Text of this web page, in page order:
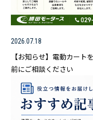
2026.07.18
【お知らせ】電動カー
前にご相談ください